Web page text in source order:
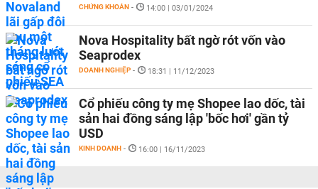
CHỨNG KHOÁN - 14:00 | 03/01/2024
Nova Hospitality bất ngờ rót vốn vào
Seaprodex
DOANH NGHIỆP - 18:31 | 11/12/2023
Cổ phiếu công ty mẹ Shopee lao dốc, tài
sản hai đồng sáng lập 'bốc hơi' gần tỷ
USD
KINH DOANH - 16:00 | 16/11/2023